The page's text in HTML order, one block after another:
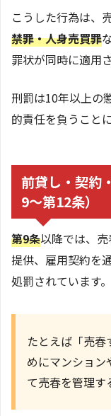
こうした行為は、
禁罪・人身売買罪
罪状が同時に適用
刑罰は10年以上の
的責任を負うこと
前貸し・契約
9〜第12条）
第9条以降では、売
提供、雇用契約を
処罰されています。
たとえば「売
めにマンション
て売春を管理す